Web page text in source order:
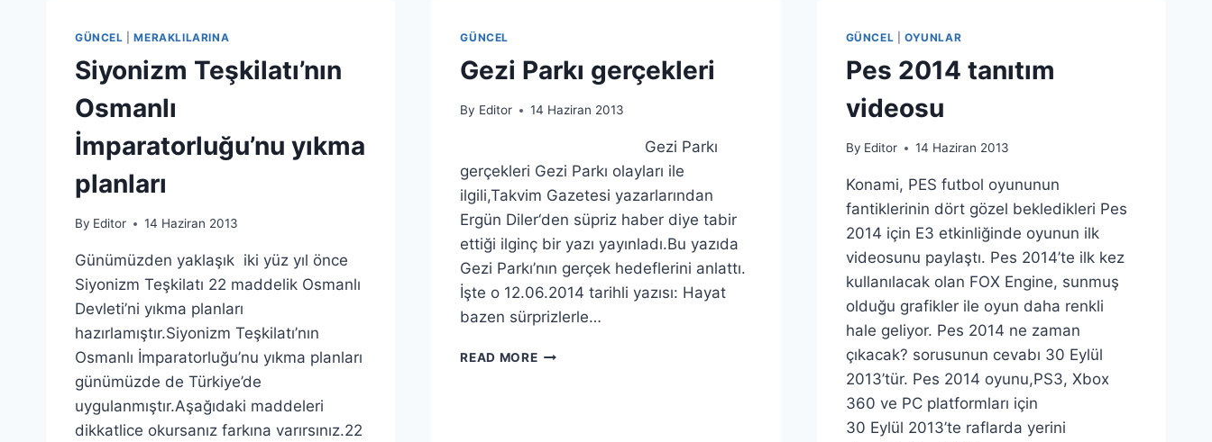
GÜNCEL |MERAKLILARINA
Siyonizm Teşkilatı’nın
Osmanlı
İmparatorluğu’nu yıkma
planları
By Editor 14 Haziran 2013
Günümüzden yaklaşık iki yüz yıl önce
Siyonizm Teşkilatı 22 maddelik Osmanlı
Devleti’ni yıkma planları
hazırlamıştır.Siyonizm Teşkilatı’nın
Osmanlı İmparatorluğu’nu yıkma planları
günümüzde de Türkiye’de
uygulanmıştır.Aşağıdaki maddeleri
dikkatlice okursanız farkına varırsınız.22
GÜNCEL
Gezi Parkı gerçekleri
By Editor 14 Haziran 2013
Gezi Parkı
gerçekleri Gezi Parkı olayları ile
ilgili,Takvim Gazetesi yazarlarından
Ergün Diler‘den süpriz haber diye tabir
ettiği ilginç bir yazı yayınladı.Bu yazıda
Gezi Parkı’nın gerçek hedeflerini anlattı.
İşte o 12.06.2014 tarihli yazısı: Hayat
bazen sürprizlerle…
READ MOREGEZI
GÜNCEL |OYUNLAR
Pes 2014 tanıtım
videosu
By Editor 14 Haziran 2013
Konami, PES futbol oyununun
fantiklerinin dört gözel bekledikleri Pes
2014 için E3 etkinliğinde oyunun ilk
videosunu paylaştı. Pes 2014’te ilk kez
kullanılacak olan FOX Engine, sunmuş
olduğu grafikler ile oyun daha renkli
hale geliyor. Pes 2014 ne zaman
çıkacak? sorusunun cevabı 30 Eylül
2013’tür. Pes 2014 oyunu,PS3, Xbox
360 ve PC platformları için
30 Eylül 2013’te raflarda yerini